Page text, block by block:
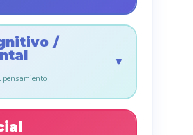
/
pensamiento
▼